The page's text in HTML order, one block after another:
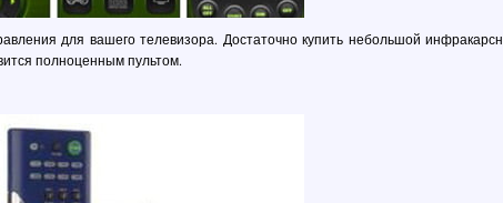
для вашего телевизора. Достаточно купить небольшой
полноценным пультом.